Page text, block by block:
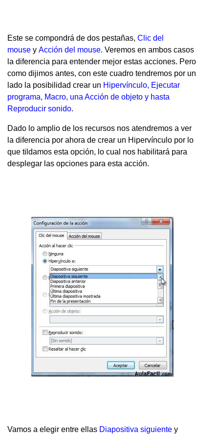
Este se compondrá de dos pestañas, Clic del
mouse y Acción del mouse. Veremos en ambos casos
la diferencia para entender mejor estas acciones. Pero
como dijimos antes, con este cuadro tendremos por un
lado la posibilidad crear un Hipervínculo, Ejecutar
programa, Macro, una Acción de objeto y hasta
Reproducir sonido.
Dado lo amplio de los recursos nos atendremos a ver
la diferencia por ahora de crear un Hipervínculo por lo
que tildamos esta opción, lo cual nos habilitará para
desplegar las opciones para esta acción.
Vamos a elegir entre ellas Diapositiva siguiente y